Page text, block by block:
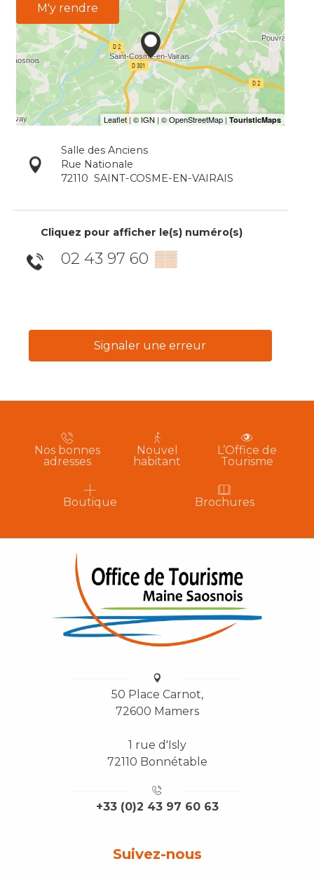
M'y rendre
Salle des Anciens
Rue Nationale
72110 SAINT-COSME-EN-VAIRAIS
Cliquez pour afficher le(s) numéro(s)
02 43 97 60 ▒▒
Signaler une erreur
Nos bonnes
adresses
Nouvel
habitant
L’Office de
Tourisme
Boutique Brochures
50 Place Carnot,
72600 Mamers
1 rue d'Isly
72110 Bonnétable
+33 (0)2 43 97 60 63
Suivez-nous